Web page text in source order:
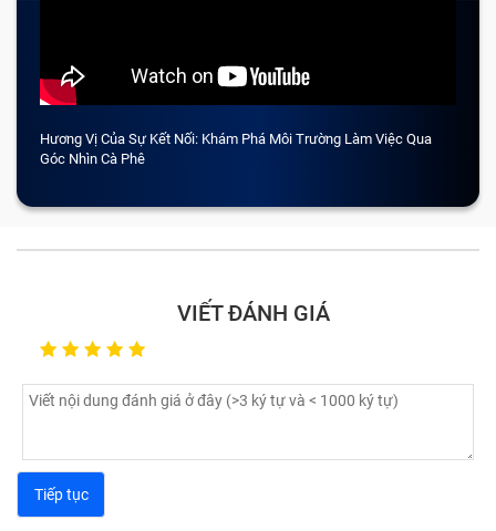
Hương Vị Của Sự Kết Nối: Khám Phá Môi Trường Làm Việc Qua
Góc Nhìn Cà Phê
VIẾT ĐÁNH GIÁ